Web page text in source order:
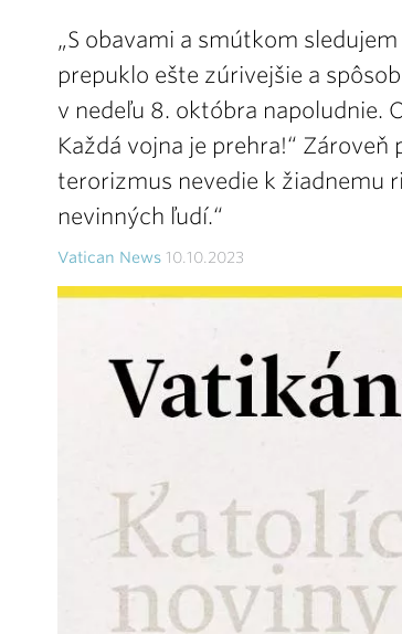
„S obavami a smútkom
prepuklo ešte zúrivejšie a
v nedeľu 8. októbra napoludnie.
Každá vojna je prehra!“ Zároveň
terorizmus nevedie k žiadnemu
nevinných ľudí.“
Vatican News 10.10.2023